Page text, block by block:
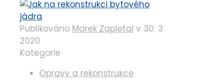
Publikováno Marek Zapletal v 30. 3.
2020
Kategorie
Opravy a rekonstrukce